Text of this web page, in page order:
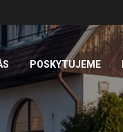
POSKYTUJEME